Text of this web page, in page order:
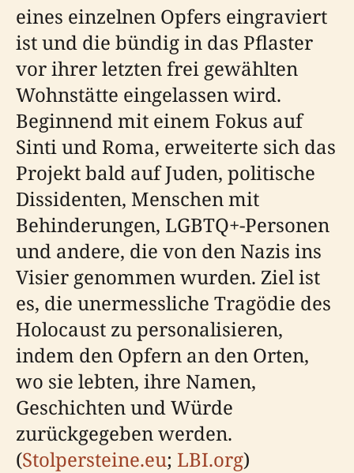
eines einzelnen Opfers eingraviert
ist und die bündig in das Pflaster
vor ihrer letzten frei gewählten
Wohnstätte eingelassen wird.
Beginnend mit einem Fokus auf
Sinti und Roma, erweiterte sich das
Projekt bald auf Juden, politische
Dissidenten, Menschen mit
Behinderungen, LGBTQ+-Personen
und andere, die von den Nazis ins
Visier genommen wurden. Ziel ist
es, die unermessliche Tragödie des
Holocaust zu personalisieren,
indem den Opfern an den Orten,
wo sie lebten, ihre Namen,
Geschichten und Würde
zurückgegeben werden.
(Stolpersteine.eu; LBI.org)